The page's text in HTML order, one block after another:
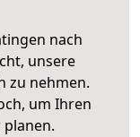
nach
unsere
zu nehmen.
um Ihren
planen.